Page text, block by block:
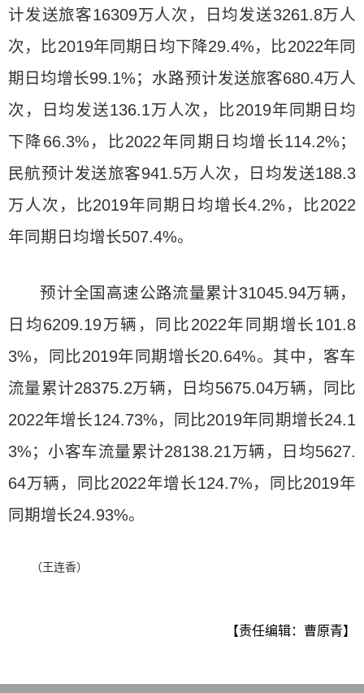
计发送旅客16309万人次，日均发送3261.8万人
次，比2019年同期日均下降29.4%，比2022年同
期日均增长99.1%；水路预计发送旅客680.4万人
次，日均发送136.1万人次，比2019年同期日均
下降66.3%，比2022年同期日均增长114.2%；
民航预计发送旅客941.5万人次，日均发送188.3
万人次，比2019年同期日均增长4.2%，比2022
年同期日均增长507.4%。
预计全国高速公路流量累计31045.94万辆，
日均6209.19万辆，同比2022年同期增长101.8
3%，同比2019年同期增长20.64%。其中，客车
流量累计28375.2万辆，日均5675.04万辆，同比
2022年增长124.73%，同比2019年同期增长24.1
3%；小客车流量累计28138.21万辆，日均5627.
64万辆，同比2022年增长124.7%，同比2019年
同期增长24.93%。
（王连香）
【责任编辑：曹原青】